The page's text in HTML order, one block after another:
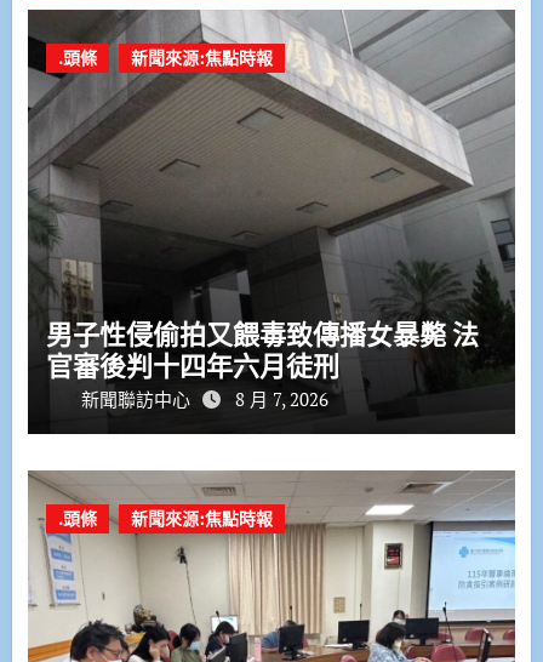
.頭條 新聞來源:焦點時報
男子性侵偷拍又餵毒致傳播女暴斃 法
官審後判十四年六月徒刑
新聞聯訪中心 8 月 7, 2026
.頭條 新聞來源:焦點時報